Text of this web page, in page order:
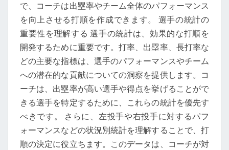
で、コーチは出塁率やチーム全体のパフォーマンス
を向上させる打順を作成できます。 選手の統計の
重要性を理解する 選手の統計は、効果的な打順を
開発するために重要です。打率、出塁率、長打率な
どの主要な指標は、選手のパフォーマンスやチーム
への潜在的な貢献についての洞察を提供します。コ
ーチは、出塁率が高い選手や得点を挙げることがで
きる選手を特定するために、これらの統計を優先す
べきです。 さらに、左投手や右投手に対するパフ
ォーマンスなどの状況別統計を理解することで、打
順の決定に役立ちます。このデータは、コーチが対